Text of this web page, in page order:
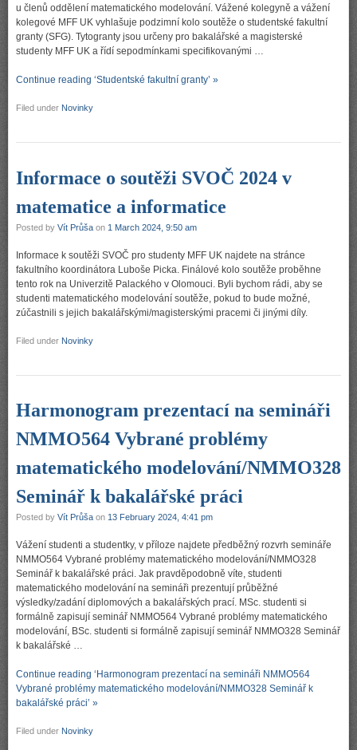
u členů oddělení matematického modelování. Vážené kolegyně a vážení
kolegové MFF UK vyhlašuje podzimní kolo soutěže o studentské fakultní
granty (SFG). Tytogranty jsou určeny pro bakalářské a magisterské
studenty MFF UK a řídí sepodmínkami specifikovanými …
Continue reading ‘Studentské fakultní granty’ »
Filed under Novinky
Informace o soutěži SVOČ 2024 v
matematice a informatice
Posted by Vít Průša on 1 March 2024, 9:50 am
Informace k soutěži SVOČ pro studenty MFF UK najdete na stránce
fakultního koordinátora Luboše Picka. Finálové kolo soutěže proběhne
tento rok na Univerzitě Palackého v Olomouci. Byli bychom rádi, aby se
studenti matematického modelování soutěže, pokud to bude možné,
zúčastnili s jejich bakalářskými/magisterskými pracemi či jinými díly.
Filed under Novinky
Harmonogram prezentací na semináři
NMMO564 Vybrané problémy
matematického modelování/NMMO328
Seminář k bakalářské práci
Posted by Vít Průša on 13 February 2024, 4:41 pm
Vážení studenti a studentky, v příloze najdete předběžný rozvrh semináře
NMMO564 Vybrané problémy matematického modelování/NMMO328
Seminář k bakalářské práci. Jak pravděpodobně víte, studenti
matematického modelování na semináři prezentují průběžné
výsledky/zadání diplomových a bakalářských prací. MSc. studenti si
formálně zapisují seminář NMMO564 Vybrané problémy matematického
modelování, BSc. studenti si formálně zapisují seminář NMMO328 Seminář
k bakalářské …
Continue reading ‘Harmonogram prezentací na semináři NMMO564
Vybrané problémy matematického modelování/NMMO328 Seminář k
bakalářské práci’ »
Filed under Novinky